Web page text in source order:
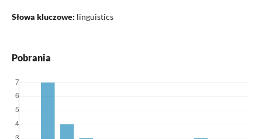
Słowa kluczowe: linguistics
Pobrania